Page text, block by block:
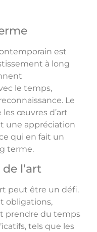
est
à long
le temps,
Le
œuvres d’art
une appréciation
qui en fait un
terme.
l’art
peut être un défi.
obligations,
prendre du temps
tels que les